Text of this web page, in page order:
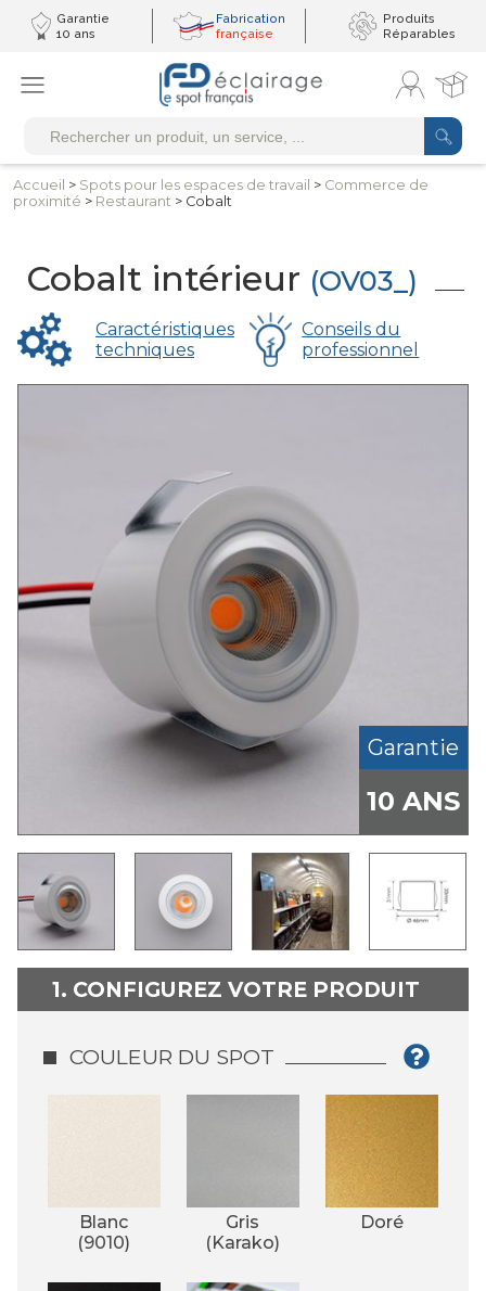
Garantie
10 ans
Fabrication
française
Produits
Réparables
Accueil > Spots pour les espaces de travail > Commerce de
proximité > Restaurant > Cobalt
Cobalt intérieur (OV03_)
Caractéristiques
techniques
Conseils du
professionnel
Garantie
10 ANS
1. CONFIGUREZ VOTRE PRODUIT
COULEUR DU SPOT
Blanc
(9010)
Gris
(Karako)
Doré